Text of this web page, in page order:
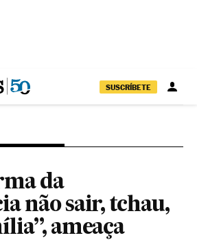
SUSCRÍBETE
da
não sair, tchau,
ameaça